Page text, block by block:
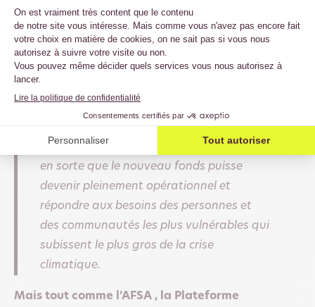
destruction du climat. Désormais, ils
devront payer pour les dommages qu’ils
causent et devront rendre des comptes
aux personnes qui sont confrontées à des
du niveau des mers. Les pays doivent
maintenant travailler ensemble pour faire
en sorte que le nouveau fonds puisse
devenir pleinement opérationnel et
répondre aux besoins des personnes et
des communautés les plus vulnérables qui
subissent le plus gros de la crise
climatique.
Mais tout comme l’AFSA , la Plateforme